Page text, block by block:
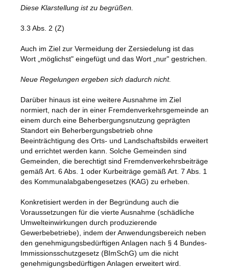
Diese Klarstellung ist zu begrüßen.
3.3 Abs. 2 (Z)
Auch im Ziel zur Vermeidung der Zersiedelung ist das
Wort „möglichst" eingefügt und das Wort „nur" gestrichen.
Neue Regelungen ergeben sich dadurch nicht.
Darüber hinaus ist eine weitere Ausnahme im Ziel
normiert, nach der in einer Fremdenverkehrsgemeinde an
einem durch eine Beherbergungsnutzung geprägten
Standort ein Beherbergungsbetrieb ohne
Beeinträchtigung des Orts- und Landschaftsbilds erweitert
und errichtet werden kann. Solche Gemeinden sind
Gemeinden, die berechtigt sind Fremdenverkehrsbeiträge
gemäß Art. 6 Abs. 1 oder Kurbeiträge gemäß Art. 7 Abs. 1
des Kommunalabgabengesetzes (KAG) zu erheben.
Konkretisiert werden in der Begründung auch die
Voraussetzungen für die vierte Ausnahme (schädliche
Umwelteinwirkungen durch produzierende
Gewerbebetriebe), indem der Anwendungsbereich neben
den genehmigungsbedürftigen Anlagen nach § 4 Bundes-
Immissionsschutzgesetz (BImSchG) um die nicht
genehmigungsbedürftigen Anlagen erweitert wird.